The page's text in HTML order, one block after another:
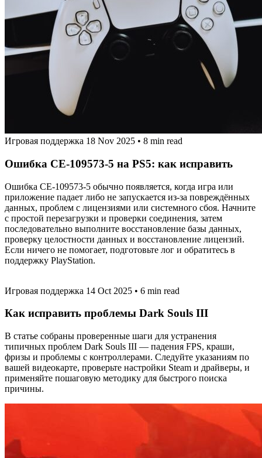
Игровая поддержка 18 Nov 2025 • 8 min read
Ошибка CE-109573-5 на PS5: как исправить
Ошибка CE-109573-5 обычно появляется, когда игра или
приложение падает либо не запускается из-за повреждённых
данных, проблем с лицензиями или системного сбоя. Начните
с простой перезагрузки и проверки соединения, затем
последовательно выполните восстановление базы данных,
проверку целостности данных и восстановление лицензий.
Если ничего не помогает, подготовьте лог и обратитесь в
поддержку PlayStation.
Игровая поддержка 14 Oct 2025 • 6 min read
Как исправить проблемы Dark Souls III
В статье собраны проверенные шаги для устранения
типичных проблем Dark Souls III — падения FPS, краши,
фризы и проблемы с контроллерами. Следуйте указаниям по
вашей видеокарте, проверьте настройки Steam и драйверы, и
применяйте пошаговую методику для быстрого поиска
причины.